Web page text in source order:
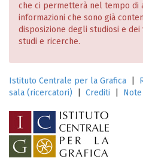
che ci permetterà nel tempo di
informazioni che sono già
disposizione degli studiosi e
studi e ricerche.
Istituto Centrale per la Grafica
sala (ricercatori)
Crediti